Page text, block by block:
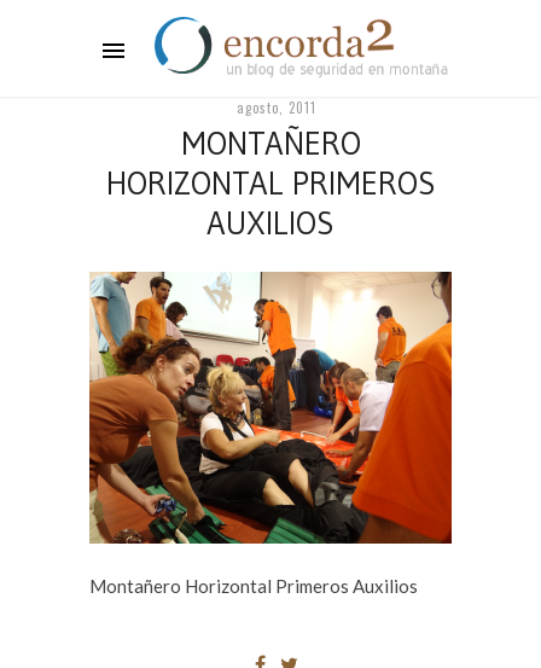
agosto, 2011
MONTAÑERO
HORIZONTAL PRIMEROS
AUXILIOS
Montañero Horizontal Primeros Auxilios